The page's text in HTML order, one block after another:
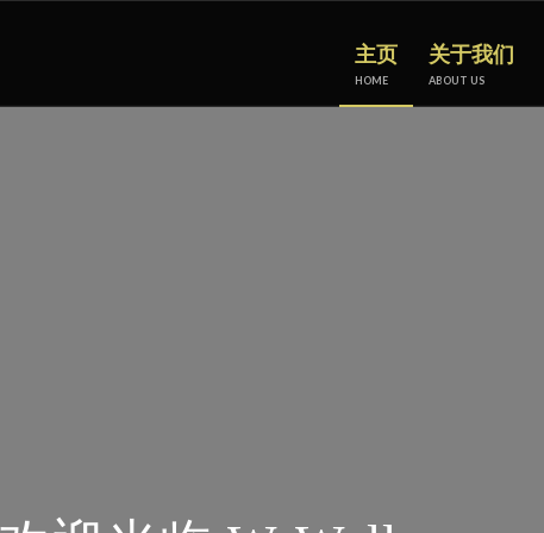
主页
HOME
关于我们
ABOUT US